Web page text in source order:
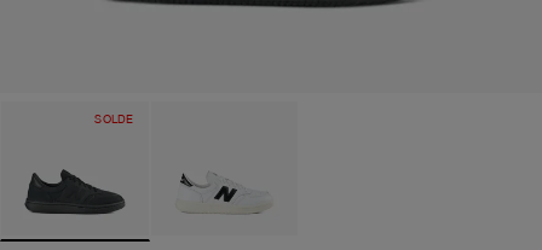
SOLDE